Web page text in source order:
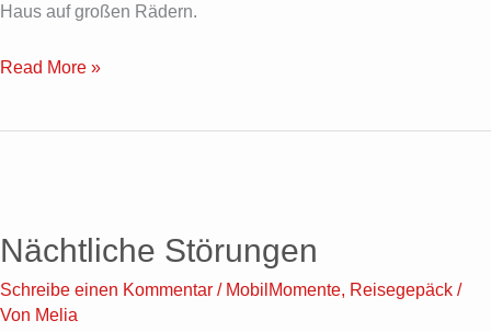
Haus auf großen Rädern.
Read More »
Nächtliche Störungen
Schreibe einen Kommentar / MobilMomente, Reisegepäck /
Von Melia